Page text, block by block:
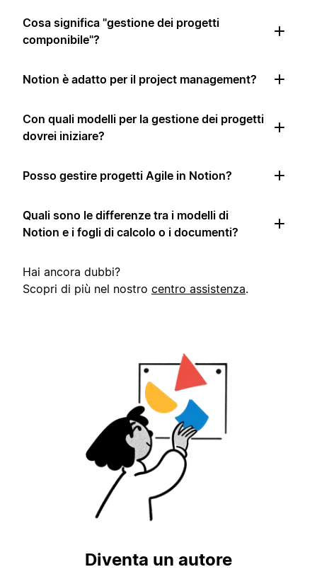
Cosa significa "gestione dei progetti
componibile"?
Notion è adatto per il project management?
Con quali modelli per la gestione dei progetti
dovrei iniziare?
Posso gestire progetti Agile in Notion?
Quali sono le differenze tra i modelli di
Notion e i fogli di calcolo o i documenti?
Hai ancora dubbi?
Scopri di più nel nostro centro assistenza.
Diventa un autore